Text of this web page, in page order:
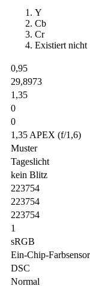
Y
Cb
Cr
Existiert nicht
0,95
29,8973
1,35
0
0
1,35 APEX (f/1,6)
Muster
Tageslicht
kein Blitz
223754
223754
223754
1
sRGB
Ein-Chip-Farbsensor
DSC
Normal